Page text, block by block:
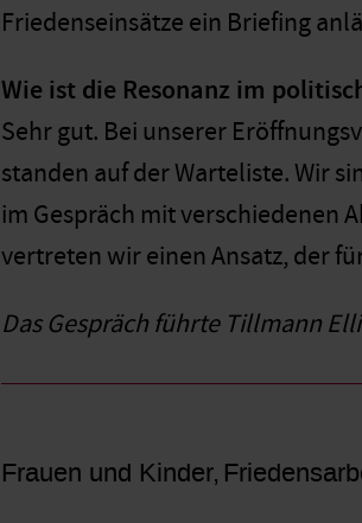
Friedenseinsätze ein Briefing
Wie ist die Resonanz im
Sehr gut. Bei unserer
standen auf der Warteliste. Wir
im Gespräch mit verschiedenen
vertreten wir einen Ansatz, der
Das Gespräch führte Tillmann
Frauen und Kinder